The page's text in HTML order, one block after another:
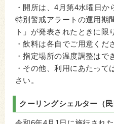
・開所は、4月第4水曜日
特別警戒アラートの運用期
ト」が発表されたときに限
・飲料は各自でご用意くだ
・指定場所の温度調整はで
・その他、利用にあたっ
さい。
クーリングシェルター（